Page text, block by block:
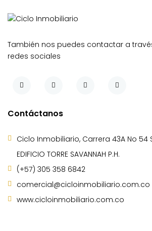
También nos puedes contactar a
redes sociales
Contáctanos
Ciclo Inmobiliario, Carrera 43A No 54
EDIFICIO TORRE SAVANNAH P.H.
(+57) 305 358 6842
comercial@cicloinmobiliario.com.co
www.cicloinmobiliario.com.co